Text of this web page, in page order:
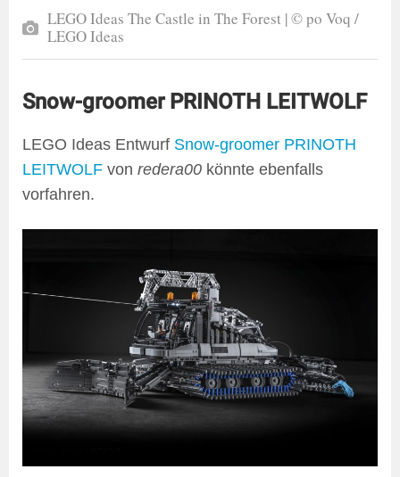
LEGO Ideas The Castle in The Forest | © po Voq /
LEGO Ideas
Snow-groomer PRINOTH LEITWOLF
LEGO Ideas Entwurf Snow-groomer PRINOTH
LEITWOLF von redera00 könnte ebenfalls
vorfahren.